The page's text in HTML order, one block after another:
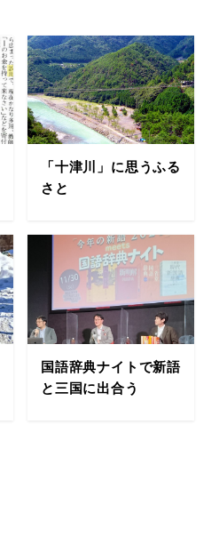
「十津川」に思うふる
さと
国語辞典ナイトで新語
と三国に出合う